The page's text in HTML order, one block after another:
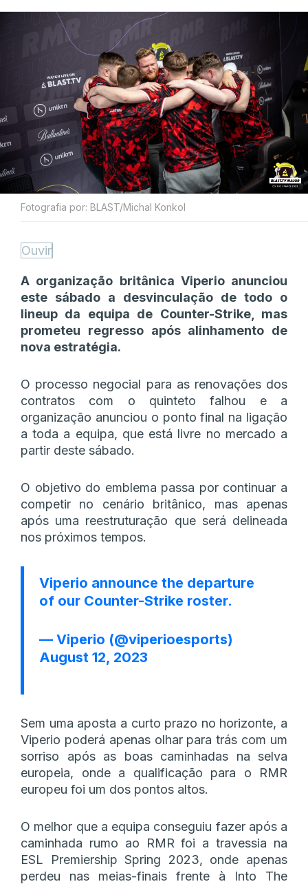
Fotografia por: BLAST/Michal Konkol
Ouvir
A organização britânica Viperio anunciou
este sábado a desvinculação de todo o
lineup da equipa de Counter-Strike, mas
prometeu regresso após alinhamento de
nova estratégia.
O processo negocial para as renovações dos
contratos com o quinteto falhou e a
organização anunciou o ponto final na ligação
a toda a equipa, que está livre no mercado a
partir deste sábado.
O objetivo do emblema passa por continuar a
competir no cenário britânico, mas apenas
após uma reestruturação que será delineada
nos próximos tempos.
Viperio announce the departure
of our Counter-Strike roster.
— Viperio (@viperioesports)
August 12, 2023
Sem uma aposta a curto prazo no horizonte, a
Viperio poderá apenas olhar para trás com um
sorriso após as boas caminhadas na selva
europeia, onde a qualificação para o RMR
europeu foi um dos pontos altos.
O melhor que a equipa conseguiu fazer após a
caminhada rumo ao RMR foi a travessia na
ESL Premiership Spring 2023, onde apenas
perdeu nas meias-finais frente à Into The